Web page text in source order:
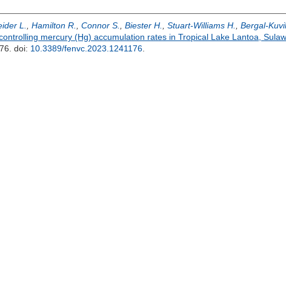
L. Hamilton R. Connor S. Biester H. Stuart-Williams H. Bergal-
mercury (Hg) accumulation rates in Tropical Lake Lantoa,
doi: 10.3389/fenvc.2023.1241176